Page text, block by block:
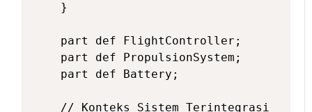
    }
    part def FlightController;
    part def PropulsionSystem;
    part def Battery;
    // Konteks Sistem Terintegrasi